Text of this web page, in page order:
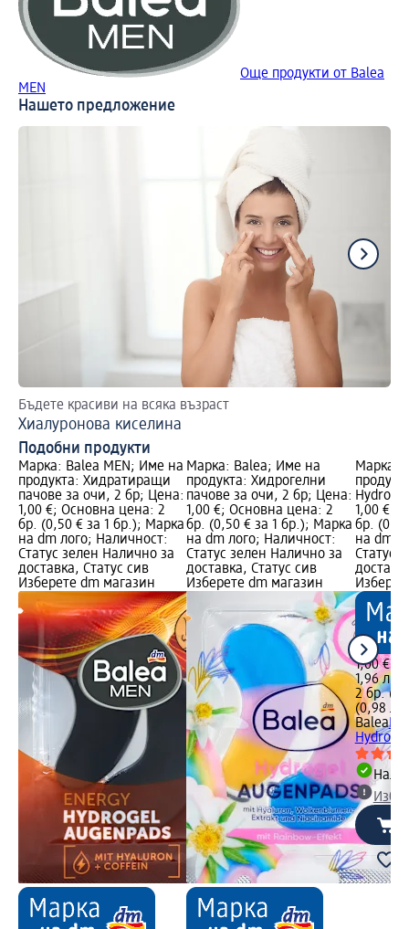
Още продукти от Balea
MEN
Нашето предложение
Бъдете красиви на всяка възраст
Хиалуронова киселина
Подобни продукти
Марка: Balea MEN; Име на
продукта: Хидратиращи
пачове за очи, 2 бр; Цена:
1,00 €; Основна цена: 2
бр. (0,50 € за 1 бр.); Марка
на dm лого; Наличност:
Статус зелен Налично за
доставка, Статус сив
Изберете dm магазин
Марка: Balea; Име на
продукта: Хидрогелни
пачове за очи, 2 бр; Цена:
1,00 €; Основна цена: 2
бр. (0,50 € за 1 бр.); Марка
на dm лого; Наличност:
Статус зелен Налично за
доставка, Статус сив
Изберете dm магазин
Марка:
1,00 €;
бр.
на dm
Статус
1,00 €
1,96 лв.
2 бр.
(0,98
Balea